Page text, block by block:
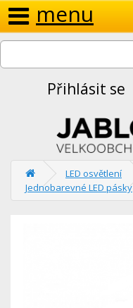
menu
Přihlásit se
LED osvětlení
Jednobarevné LED pásky